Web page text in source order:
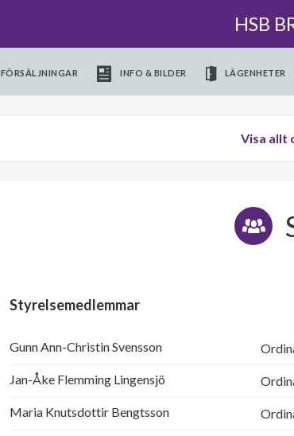
HSB
FÖRSÄLJNINGAR INFO & BILDER LÄGENHETER
Visa allt
Styrelsemedlemmar
Gunn Ann-Christin Svensson
Jan-Åke Flemming Lingensjö
Maria Knutsdottir Bengtsson